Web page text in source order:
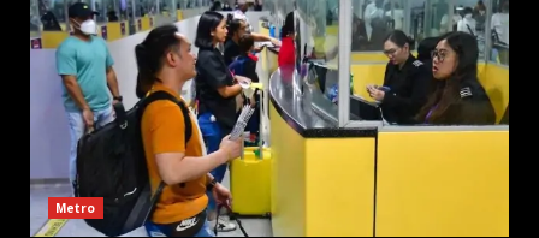
Metro